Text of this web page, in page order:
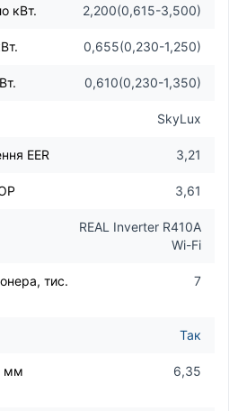
кВт. 2,200(0,615-3,500)
0,655(0,230-1,250)
0,610(0,230-1,350)
SkyLux
EER 3,21
3,61
REAL Inverter R410A
Wi-Fi
тис.
7
Так
мм
6,35